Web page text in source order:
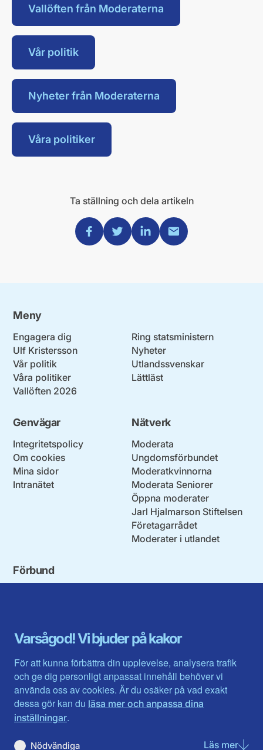
Varsågod! Vi bjuder på kakor
För att kunna förbättra din upplevelse, analysera trafik
och ge dig personligt anpassat innehåll behöver vi
använda oss av cookies. Är du osäker på vad exakt
dessa gör kan du läsa mer och anpassa dina
inställningar.
Nödvändiga Läs merom
Vallöften från Moderaterna
Vår politik
Nyheter från Moderaterna
Våra politiker
Ta ställning och dela artikeln
Dela via Facebook
Dela via Twitter
Dela via Linkedin
Dela via Mail
Meny
Engagera dig
Ulf Kristersson
Vår politik
Våra politiker
Vallöften 2026
Ring statsministern
Nyheter
Utlandssvenskar
Lättläst
Genvägar
Integritetspolicy
Om cookies
Mina sidor
Intranätet
Nätverk
Moderata
Ungdomsförbundet
Moderatkvinnorna
Moderata Seniorer
Öppna moderater
Jarl Hjalmarson Stiftelsen
Företagarrådet
Moderater i utlandet
Förbund
Gävleborg
Halland
Jämtlands län
Jönköpings län
Kalmar län
Kronobergs län
Norrbotten
Skåne län
Värmlands län
Västerbotten
Västra Götaland
Västernorrland
Västmanland
Örebro län
Östergötland